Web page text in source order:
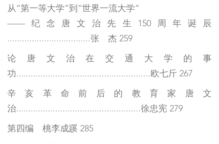
从“第一等大学”到“世界一流大学”
——纪念唐文治先生150周年诞辰
..................................张 杰 259
论唐文治在交通大学的事
功.......................................................欧七斤 267
辛亥革命前后的教育家唐文
治...................................................徐忠宪 279
第四编 桃李成蹊 285